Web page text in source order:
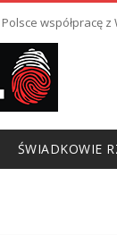
współpracę
ŚWIADKOWIE